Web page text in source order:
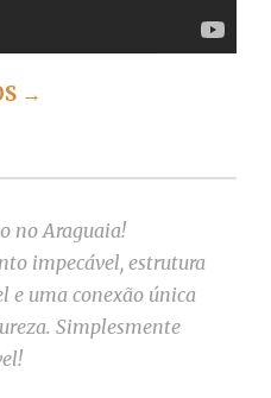
→
no Araguaia!
impecável, estrutura
e uma conexão única
Simplesmente